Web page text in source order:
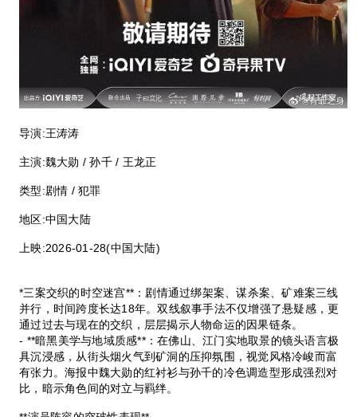
导演:王涛涛
主演:魏大勋 / 孙千 / 王龙正
类型:剧情 / 犯罪
地区:中国大陆
上映:2026-01-28(中国大陆)
*三案交织的时空迷宫**：剧情通过绑架案、谋杀案、矿难案三线
并行，时间跨度长达18年。双线叙事手法不仅增强了悬疑感，更
通过过去与现在的交织，层层揭示人物命运的因果链条。
- **暗黑美学与地域质感**：在佛山、江门实地取景的镜头语言极
具沉浸感，从街头烟火气到矿洞的压抑氛围，视觉风格冷峻而富
有张力。海报中魏大勋的红衬衫与孙千的冷色调造型形成强烈对
比，暗示角色间的对立与羁绊。